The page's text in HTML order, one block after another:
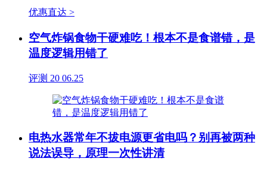
优惠直达 >
空气炸锅食物干硬难吃！根本不是食谱错，是
温度逻辑用错了
评测 20 06.25
电热水器常年不拔电源更省电吗？别再被两种
说法误导，原理一次性讲清